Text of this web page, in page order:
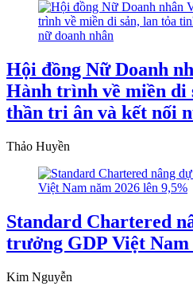
Hội đồng Nữ Doanh
Hành trình về miền di
thần tri ân và kết nối
Thảo Huyền
Standard Chartered
trưởng GDP Việt Nam
Kim Nguyễn